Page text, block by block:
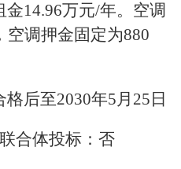
14.96万元/年。空调
空调押金固定为880
后至2030年5月25日
合体投标：否